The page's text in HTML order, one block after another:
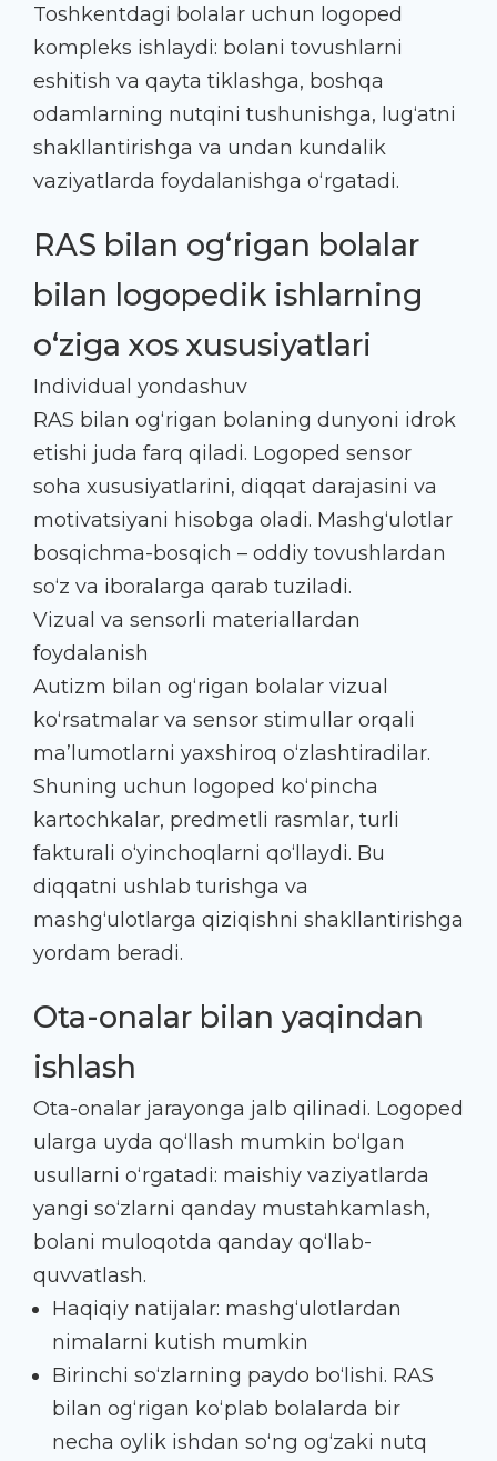
Toshkentdagi bolalar uchun logoped
kompleks ishlaydi: bolani tovushlarni
eshitish va qayta tiklashga, boshqa
odamlarning nutqini tushunishga, lug‘atni
shakllantirishga va undan kundalik
vaziyatlarda foydalanishga o‘rgatadi.
RAS bilan og‘rigan bolalar
bilan logopedik ishlarning
o‘ziga xos xususiyatlari
Individual yondashuv
RAS bilan og‘rigan bolaning dunyoni idrok
etishi juda farq qiladi. Logoped sensor
soha xususiyatlarini, diqqat darajasini va
motivatsiyani hisobga oladi. Mashg‘ulotlar
bosqichma-bosqich – oddiy tovushlardan
so‘z va iboralarga qarab tuziladi.
Vizual va sensorli materiallardan
foydalanish
Autizm bilan og‘rigan bolalar vizual
ko‘rsatmalar va sensor stimullar orqali
ma’lumotlarni yaxshiroq o‘zlashtiradilar.
Shuning uchun logoped ko‘pincha
kartochkalar, predmetli rasmlar, turli
fakturali o‘yinchoqlarni qo‘llaydi. Bu
diqqatni ushlab turishga va
mashg‘ulotlarga qiziqishni shakllantirishga
yordam beradi.
Ota-onalar bilan yaqindan
ishlash
Ota-onalar jarayonga jalb qilinadi. Logoped
ularga uyda qo‘llash mumkin bo‘lgan
usullarni o‘rgatadi: maishiy vaziyatlarda
yangi so‘zlarni qanday mustahkamlash,
bolani muloqotda qanday qo‘llab-
quvvatlash.
Haqiqiy natijalar: mashg‘ulotlardan
nimalarni kutish mumkin
Birinchi so‘zlarning paydo bo‘lishi. RAS
bilan og‘rigan ko‘plab bolalarda bir
necha oylik ishdan so‘ng og‘zaki nutq